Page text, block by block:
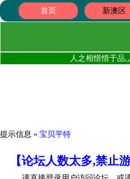
首页 新澳区
人之相惜惜于品
提示信息 » 宝贝平特
【论坛人数太多,禁